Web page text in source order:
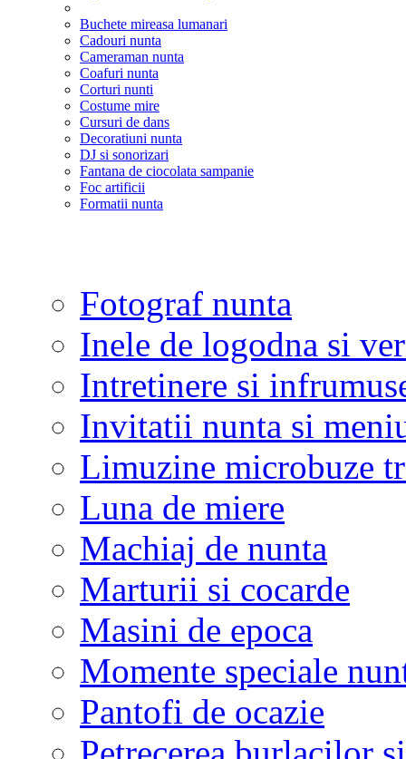
Buchete mireasa lumanari
Cadouri nunta
Cameraman nunta
Coafuri nunta
Corturi nunti
Costume mire
Cursuri de dans
Decoratiuni nunta
DJ si sonorizari
Fantana de ciocolata sampanie
Foc artificii
Formatii nunta
Fotograf nunta
Inele de logodna si
Intretinere si
Invitatii nunta si
Limuzine microbuze
Luna de miere
Machiaj de nunta
Marturii si cocarde
Masini de epoca
Momente speciale
Pantofi de ocazie